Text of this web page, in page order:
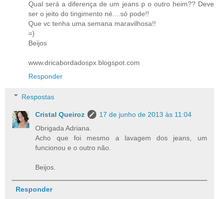
Qual será a diferença de um jeans p o outro heim?? Deve
ser o jeito do tingimento né....só pode!!
Que vc tenha uma semana maravilhosa!!
=)
Beijos
www.dricabordadospx.blogspot.com
Responder
Respostas
Cristal Queiroz
17 de junho de 2013 às 11:04
Obrigada Adriana.
Acho que foi mesmo a lavagem dos jeans, um
funcionou e o outro não.
Beijos.
Responder